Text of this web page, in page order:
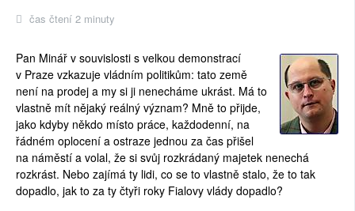
čas čtení 2 minuty
Pan Minář v souvislosti s velkou demonstrací
v Praze vzkazuje vládním politikům: tato země
není na prodej a my si ji nenecháme ukrást. Má to
vlastně mít nějaký reálný význam? Mně to přijde,
jako kdyby někdo místo práce, každodenní, na
řádném oplocení a ostraze jednou za čas přišel
na náměstí a volal, že si svůj rozkrádaný majetek nenechá
rozkrást. Nebo zajímá ty lidi, co se to vlastně stalo, že to tak
dopadlo, jak to za ty čtyři roky Fialovy vlády dopadlo?